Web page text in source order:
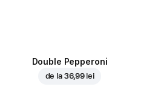
Double Pepperoni
de la 36,99 lei